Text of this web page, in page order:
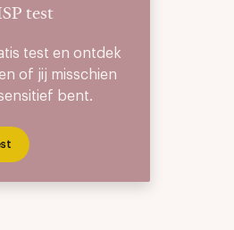
test
test en ontdek
of jij misschien
bent.